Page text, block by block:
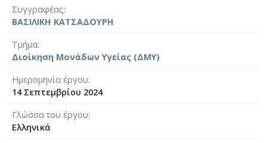
Συγγραφέας
ΒΑΣΙΛΙΚΗ ΚΑΤΣΑΔΟΥΡΗ
Τμήμα
Διοίκηση Μονάδων Υγείας (ΔΜΥ)
Ημερομηνία έργου
14 Σεπτεμβρίου 2024
Γλώσσα του έργου
Ελληνικά